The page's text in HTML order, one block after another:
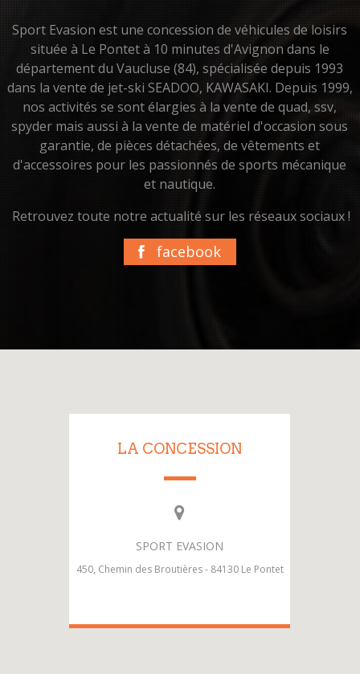
Sport Evasion est une concession de véhicules de loisirs
située à Le Pontet à 10 minutes d'Avignon dans le
département du Vaucluse (84), spécialisée depuis 1993
dans la vente de jet-ski SEADOO, KAWASAKI. Depuis 1999,
nos activités se sont élargies à la vente de quad, ssv,
spyder mais aussi à la vente de matériel d'occasion sous
garantie, de pièces détachées, de vêtements et
d'accessoires pour les passionnés de sports mécanique
et nautique.
Retrouvez toute notre actualité sur les réseaux sociaux !
facebook
LA CONCESSION
SPORT EVASION
450, Chemin des Broutières - 84130 Le Pontet